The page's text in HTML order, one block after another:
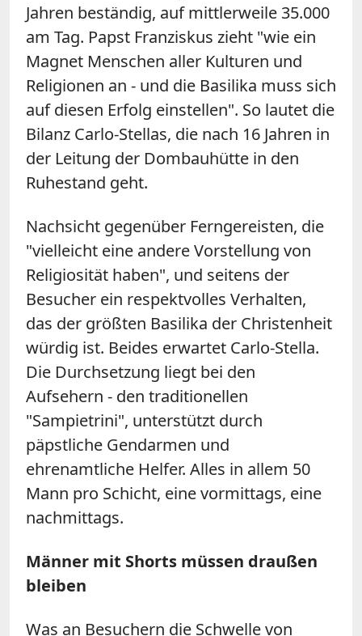
Jahren beständig, auf mittlerweile 35.000
am Tag. Papst Franziskus zieht "wie ein
Magnet Menschen aller Kulturen und
Religionen an - und die Basilika muss sich
auf diesen Erfolg einstellen". So lautet die
Bilanz Carlo-Stellas, die nach 16 Jahren in
der Leitung der Dombauhütte in den
Ruhestand geht.
Nachsicht gegenüber Ferngereisten, die
"vielleicht eine andere Vorstellung von
Religiosität haben", und seitens der
Besucher ein respektvolles Verhalten,
das der größten Basilika der Christenheit
würdig ist. Beides erwartet Carlo-Stella.
Die Durchsetzung liegt bei den
Aufsehern - den traditionellen
"Sampietrini", unterstützt durch
päpstliche Gendarmen und
ehrenamtliche Helfer. Alles in allem 50
Mann pro Schicht, eine vormittags, eine
nachmittags.
Männer mit Shorts müssen draußen
bleiben
Was an Besuchern die Schwelle von